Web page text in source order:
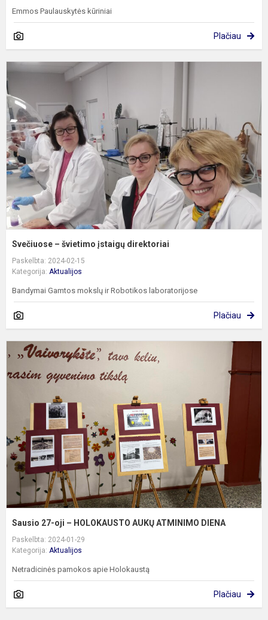
Emmos Paulauskytės kūriniai
Plačiau
Svečiuose – švietimo įstaigų direktoriai
Paskelbta: 2024-02-15
Kategorija: Aktualijos
Bandymai Gamtos mokslų ir Robotikos laboratorijose
Plačiau
Sausio 27-oji – HOLOKAUSTO AUKŲ ATMINIMO DIENA
Paskelbta: 2024-01-29
Kategorija: Aktualijos
Netradicinės pamokos apie Holokaustą
Plačiau